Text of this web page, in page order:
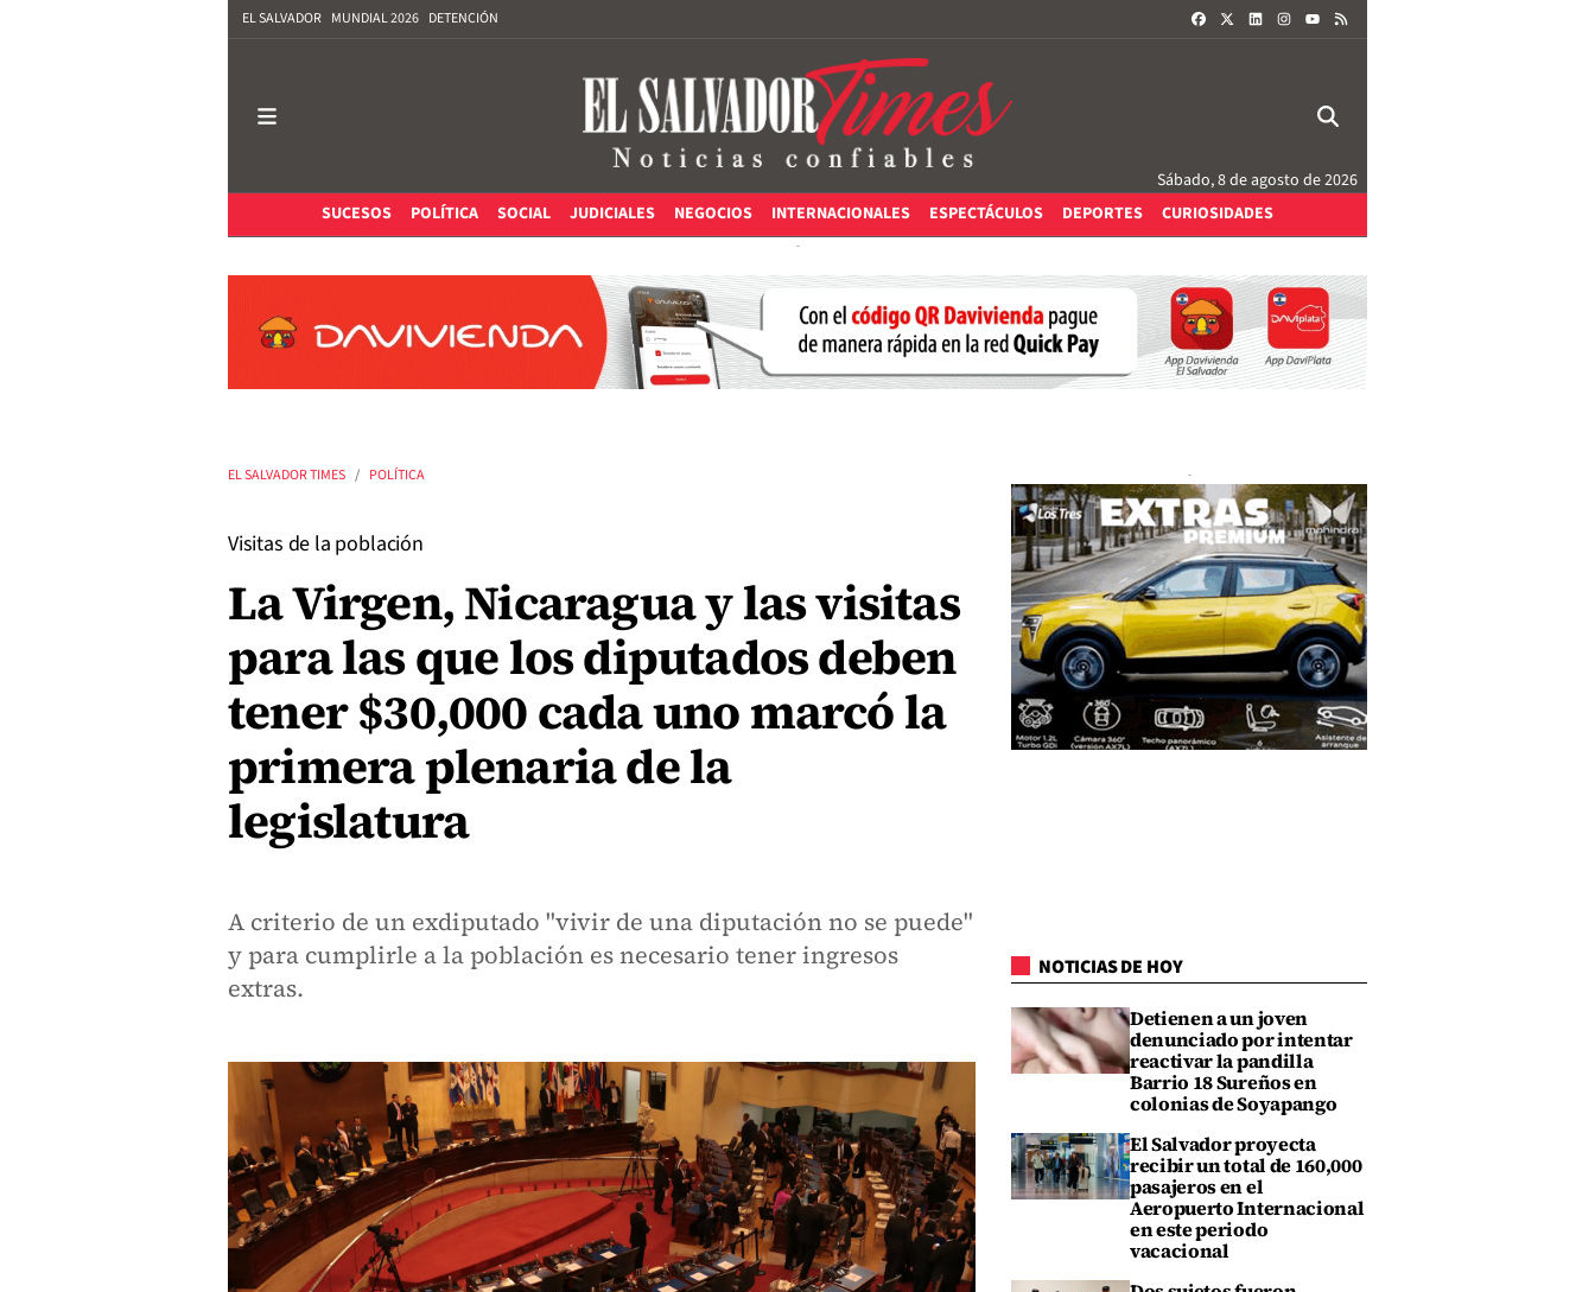
EL SALVADOR MUNDIAL 2026 DETENCIÓN FACEBOOKLINKEDININSTAGRAM
Sábado, 8 de agosto de 2026
SUCESOS
POLÍTICA SOCIAL JUDICIALES NEGOCIOS INTERNACIONALES ESPECTÁCULOS DEPORTES CURIOSIDADES
EL SALVADOR TIMES POLÍTICA
Visitas de la población
La Virgen, Nicaragua y las visitas
para las que los diputados deben
tener $30,000 cada uno marcó la
primera plenaria de la
legislatura
A criterio de un exdiputado "vivir de una diputación no se puede"
y para cumplirle a la población es necesario tener ingresos
extras.
NOTICIAS DE HOY
Detienen a un joven
denunciado por intentar
reactivar la pandilla
Barrio 18 Sureños en
colonias de Soyapango
El Salvador proyecta
recibir un total de 160,000
pasajeros en el
Aeropuerto Internacional
en este periodo
vacacional